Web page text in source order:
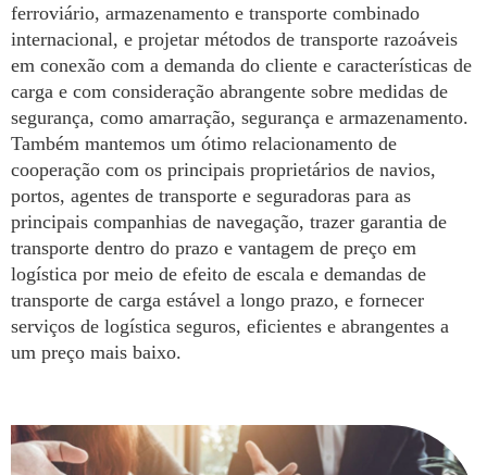
ferroviário, armazenamento e transporte combinado
internacional, e projetar métodos de transporte razoáveis
em conexão com a demanda do cliente e características de
carga e com consideração abrangente sobre medidas de
segurança, como amarração, segurança e armazenamento.
Também mantemos um ótimo relacionamento de
cooperação com os principais proprietários de navios,
portos, agentes de transporte e seguradoras para as
principais companhias de navegação, trazer garantia de
transporte dentro do prazo e vantagem de preço em
logística por meio de efeito de escala e demandas de
transporte de carga estável a longo prazo, e fornecer
serviços de logística seguros, eficientes e abrangentes a
um preço mais baixo.